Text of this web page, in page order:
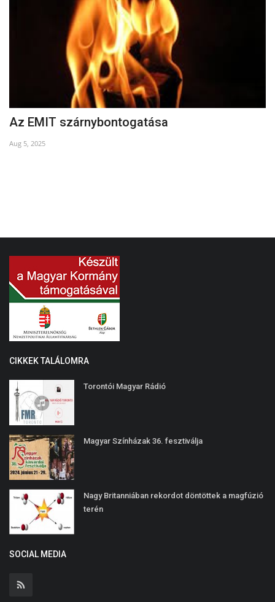
Az EMIT szárnybontogatása
Aug 5, 2025
CIKKEK TALÁLOMRA
Torontói Magyar Rádió
Magyar Színházak 36. fesztiválja
Nagy Britanniában rekordot döntöttek a magfúzió
terén
SOCIAL MEDIA